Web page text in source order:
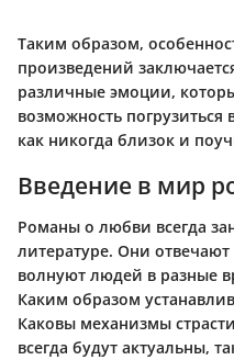
Таким образом,
произведений
различные эмоции,
возможность
как никогда близок и
Введение в мир
Романы о любви всегда
литературе. Они
волнуют людей в разные
Каким образом
Каковы механизмы
всегда будут актуальны,